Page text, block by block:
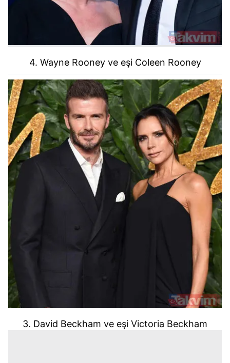
4. Wayne Rooney ve eşi Coleen Rooney
3. David Beckham ve eşi Victoria Beckham